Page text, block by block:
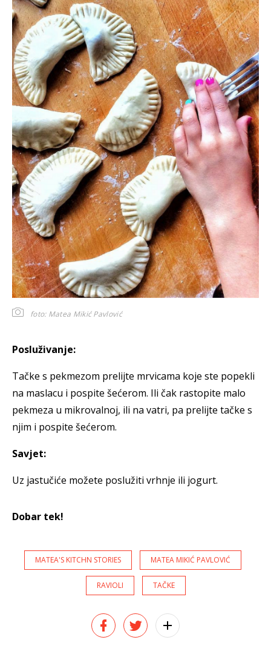
foto: Matea Mikić Pavlović
Posluživanje:
Tačke s pekmezom prelijte mrvicama koje ste popekli
na maslacu i pospite šećerom. Ili čak rastopite malo
pekmeza u mikrovalnoj, ili na vatri, pa prelijte tačke s
njim i pospite šećerom.
Savjet:
Uz jastučiće možete poslužiti vrhnje ili jogurt.
Dobar tek!
MATEA'S KITCHN STORIES MATEA MIKIĆ PAVLOVIĆ
RAVIOLI TAČKE